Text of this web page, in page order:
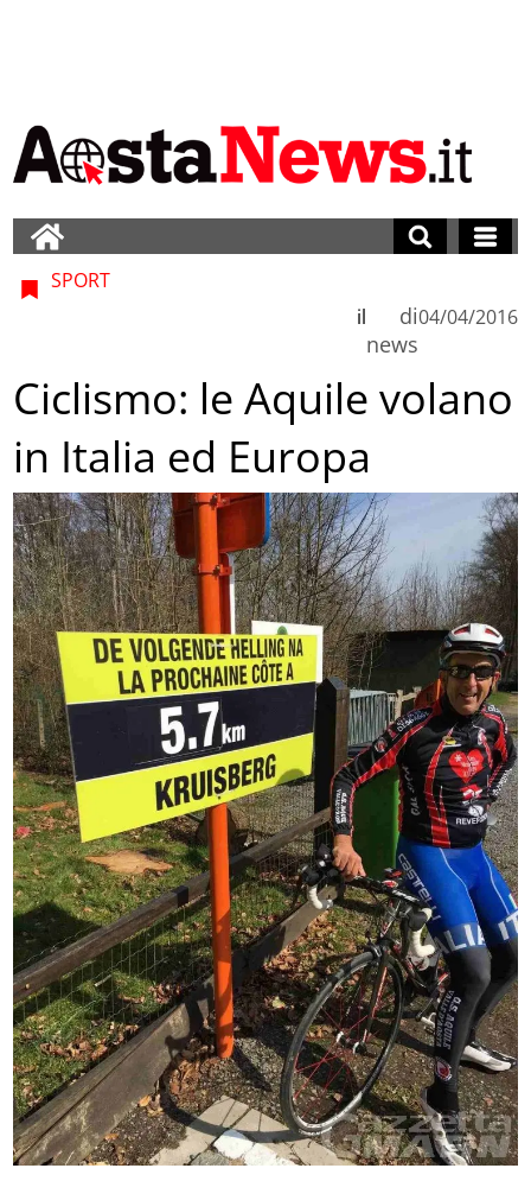
SPORT
di
news
il 04/04/2016
Ciclismo: le Aquile volano
in Italia ed Europa